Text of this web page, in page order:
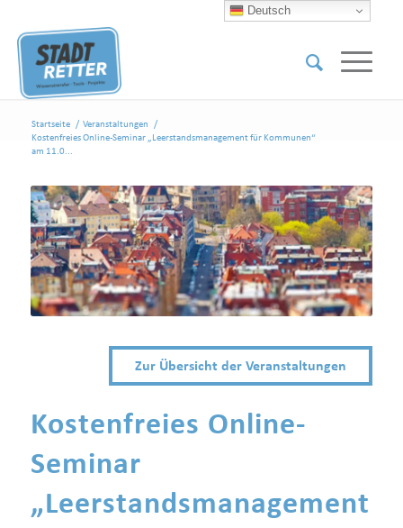
Startseite / Veranstaltungen
/
Kostenfreies Online-Seminar „Leerstandsmanagement für Kommunen“
am 11.0...
Zur Übersicht der Veranstaltungen
Kostenfreies Online-
Seminar
„Leerstandsmanagement
Deutsch